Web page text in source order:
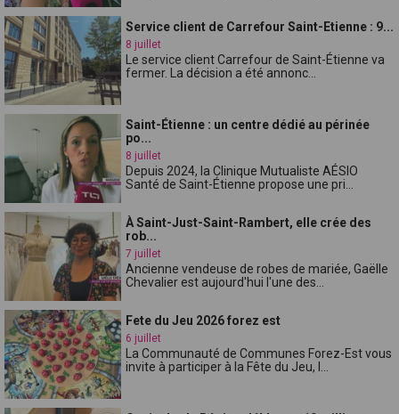
Service client de Carrefour Saint-Etienne : 9...
8 juillet
Le service client Carrefour de Saint-Étienne va
fermer. La décision a été annonc...
Saint-Étienne : un centre dédié au périnée
po...
8 juillet
Depuis 2024, la Clinique Mutualiste AÉSIO
Santé de Saint-Étienne propose une pri...
À Saint-Just-Saint-Rambert, elle crée des
rob...
7 juillet
Ancienne vendeuse de robes de mariée, Gaëlle
Chevalier est aujourd'hui l'une des...
Fete du Jeu 2026 forez est
6 juillet
La Communauté de Communes Forez-Est vous
invite à participer à la Fête du Jeu, l...